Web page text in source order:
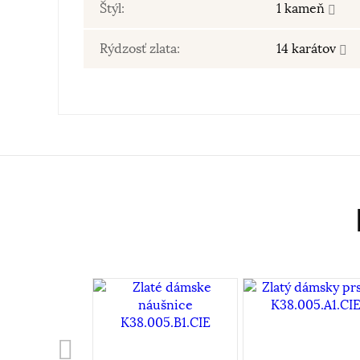
Štýl: 1 kameň
Rýdzosť zlata: 14 karátov